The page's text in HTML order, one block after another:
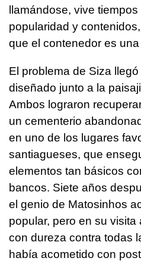
llamándose, vive
popularidad y
que el contenedor es
El problema de Siza
diseñado junto a la
Ambos lograron
un cementerio
en uno de los lugares
santiagueses, que
elementos tan básicos
bancos. Siete años
el genio de Matosinhos
popular, pero en su
con dureza contra todas
había acometido con